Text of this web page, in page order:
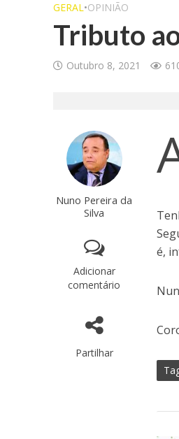
GERAL•OPINIÃO
Tributo
Outubro 8, 2021
Nuno Pereira da
Silva
Adicionar
comentário
Partilhar
é,